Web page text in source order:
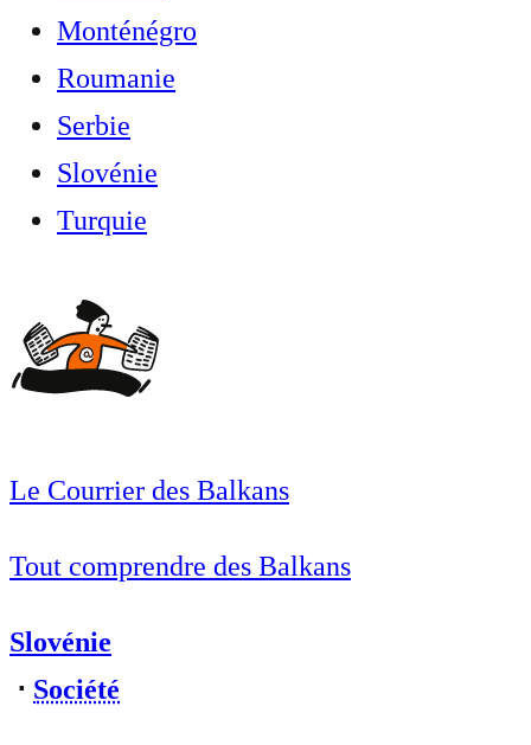
Monténégro
Roumanie
Serbie
Slovénie
Turquie
Le Courrier des Balkans
Tout comprendre des Balkans
Slovénie
⋅ Société